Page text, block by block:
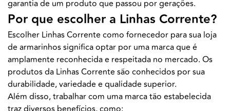
garantia de um produto que passou por gerações.
Por que escolher a Linhas Corrente?
Escolher Linhas Corrente como fornecedor para sua loja
de armarinhos significa optar por uma marca que é
amplamente reconhecida e respeitada no mercado. Os
produtos da Linhas Corrente são conhecidos por sua
durabilidade, variedade e qualidade superior.
Além disso, trabalhar com uma marca tão estabelecida